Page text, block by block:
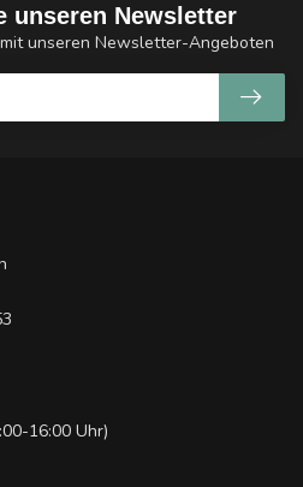
unseren Newsletter
unseren Newsletter-Angeboten
16:00 Uhr)